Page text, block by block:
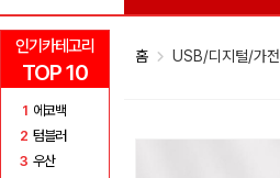
인기카테고리
TOP 10
1 에코백
2 텀블러
3 우산
홈 USB/디지털/가전